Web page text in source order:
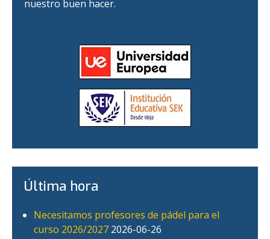
nuestro buen hacer.
Última hora
Necesitamos profesores de pádel para el
curso 2026/2027 2026-06-26